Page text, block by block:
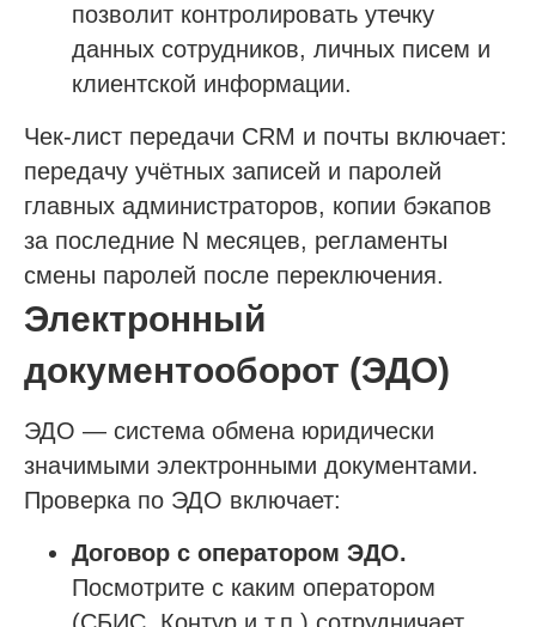
позволит контролировать утечку
данных сотрудников, личных писем и
клиентской информации.
Чек-лист передачи CRM и почты включает:
передачу учётных записей и паролей
главных администраторов, копии бэкапов
за последние N месяцев, регламенты
смены паролей после переключения.
Электронный
документооборот (ЭДО)
ЭДО — система обмена юридически
значимыми электронными документами.
Проверка по ЭДО включает:
Договор с оператором ЭДО.
Посмотрите с каким оператором